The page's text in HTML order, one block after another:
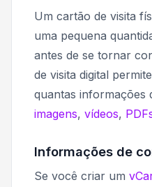
Um cartão de visita
uma pequena
antes de se tornar
de visita digital
quantas informações
imagens, vídeos,
Informações de
Se você criar um